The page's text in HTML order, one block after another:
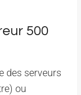
500
des serveurs
ou